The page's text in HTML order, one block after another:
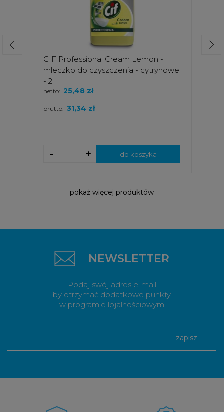
CIF Professional Cream Lemon -
mleczko do czyszczenia - cytrynowe
- 2 l
brutto: 31,34 zł
netto: 25,48 zł
+
- do koszyka
pokaż więcej produktów
NEWSLETTER
Podaj swój adres e-mail
by otrzymać dodatkowe punkty
w programie lojalnościowym
zapisz